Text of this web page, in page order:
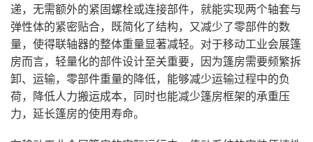
递，无需额外的紧固螺栓或连接部件，就能实现两个轴套与
弹性体的紧密贴合，既简化了结构，又减少了零部件的数
量，使得联轴器的整体重量显著减轻。对于移动工业会展篷
房而言，轻量化的部件设计至关重要，因为篷房需要频繁拆
卸、运输，零部件重量的降低，能够减少运输过程中的负
荷，降低人力搬运成本，同时也能减少篷房框架的承重压
力，延长篷房的使用寿命。